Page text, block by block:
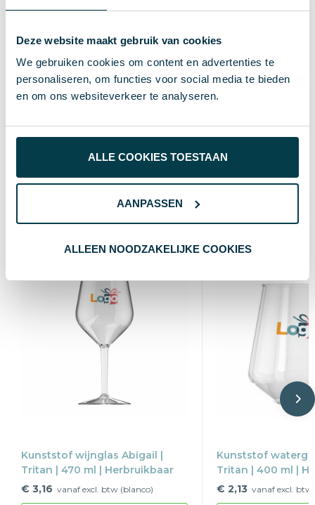
Deze website maakt gebruik van cookies
We gebruiken cookies om content en advertenties te
personaliseren, om functies voor social media te bieden
en om ons websiteverkeer te analyseren.
ALLE COOKIES TOESTAAN
AANPASSEN
ALLEEN NOODZAKELIJKE COOKIES
Diameter 8.5 cm
EAN-code 8711252240435
Artikelnummer 35314
Kleur transparant
Soort Standaard uitvoering
22 cm
Wat anderen bekijken
Kunststof wijnglas Abigail |
Tritan | 470 ml | Herbruikbaar
€ 3,16 vanaf excl. btw (blanco)
Kunststof
Tritan | 400 ml |
€ 2,13 vanaf excl. btw